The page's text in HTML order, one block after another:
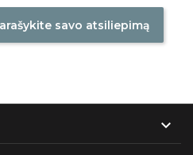
savo atsiliepimą
